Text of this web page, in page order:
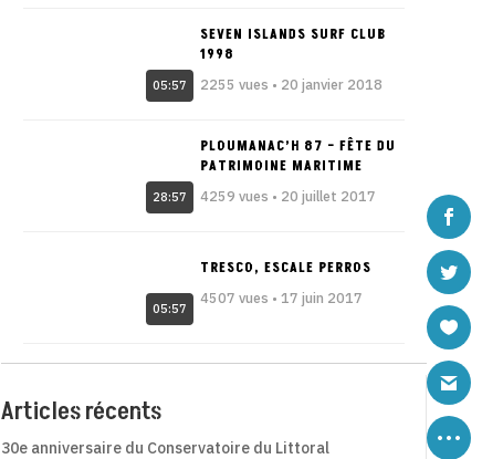
05:57
SEVEN ISLANDS SURF CLUB
1998
2255 vues • 20 janvier 2018
28:57
PLOUMANAC’H 87 – FÊTE DU
PATRIMOINE MARITIME
4259 vues • 20 juillet 2017
05:57
TRESCO, ESCALE PERROS
4507 vues • 17 juin 2017
Articles récents
30e anniversaire du Conservatoire du Littoral